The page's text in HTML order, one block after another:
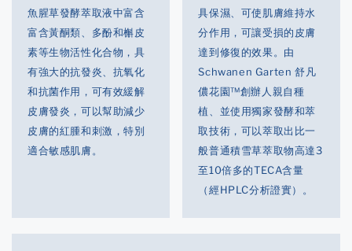
魚腥草發酵萃取液中富含
富含黃酮類、多酚和槲皮
素等生物活性化合物，具
有強大的抗發炎、抗氧化
和抗菌作用，可有效緩解
皮膚發炎，可以幫助減少
皮膚的紅腫和刺激，特別
適合敏感肌膚。
具保濕、可使肌膚維持水
分作用，可讓受損的皮膚
達到修復的效果。由
Schwanen Garten 舒凡
儂花園™創辦人親自種
植、並使用獨家發酵和萃
取技術，可以萃取出比一
般普通積雪草萃取物高達3
至10倍多的TECA含量
（經HPLC分析證實）。